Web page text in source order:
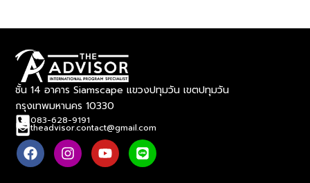
ชั้น 14 อาคาร Siamscape แขวงปทุมวัน เขตปทุมวัน
กรุงเทพมหานคร 10330
083-628-9191
theadvisor.contact@gmail.com